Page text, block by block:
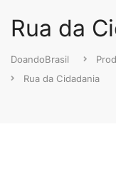
Rua da
DoandoBrasil
Rua da Cidadania